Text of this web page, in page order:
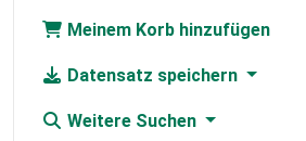
Meinem Korb hinzufügen
Datensatz speichern
Weitere Suchen